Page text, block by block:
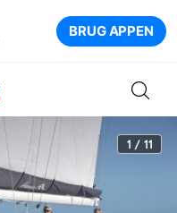
BRUG APPEN
1 / 11